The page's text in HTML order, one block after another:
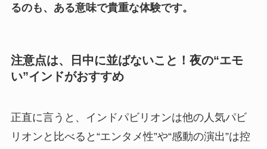
るのも、ある意味で貴重な体験です。
注意点は、日中に並ばないこと！夜の“エモ
い”インドがおすすめ
正直に言うと、インドパビリオンは他の人気パビ
リオンと比べると“エンタメ性”や“感動の演出”は控